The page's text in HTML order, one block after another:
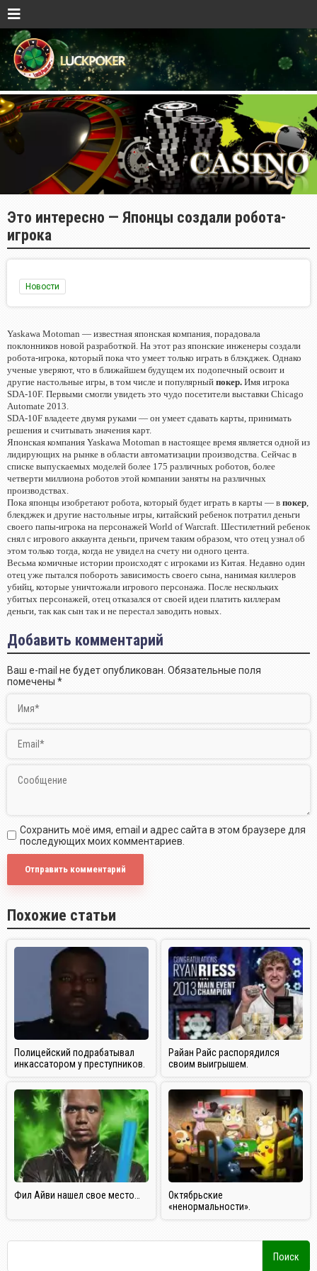
Это интересно — Японцы создали робота-
игрока
Новости
Yaskawa Motoman — известная японская компания, порадовала
поклонников новой разработкой. На этот раз японские инженеры создали
робота-игрока, который пока что умеет только играть в блэкджек. Однако
ученые уверяют, что в ближайшем будущем их подопечный освоит и
другие настольные игры, в том числе и популярный покер. Имя игрока
SDA-10F. Первыми смогли увидеть это чудо посетители выставки Chicago
Automate 2013.
SDA-10F владеете двумя руками — он умеет сдавать карты, принимать
решения и считывать значения карт.
Японская компания Yaskawa Motoman в настоящее время является одной из
лидирующих на рынке в области автоматизации производства. Сейчас в
списке выпускаемых моделей более 175 различных роботов, более
четверти миллиона роботов этой компании заняты на различных
производствах.
Пока японцы изобретают робота, который будет играть в карты — в покер
блекджек и другие настольные игры, китайский ребенок потратил деньги
своего папы-игрока на персонажей World of Warcraft. Шестилетний ребенок
снял с игрового аккаунта деньги, причем таким образом, что отец узнал об
этом только тогда, когда не увидел на счету ни одного цента.
Весьма комичные истории происходят с игроками из Китая. Недавно один
отец уже пытался побороть зависимость своего сына, нанимая киллеров
убийц, которые уничтожали игрового персонажа. После нескольких
убитых персонажей, отец отказался от своей идеи платить киллерам
деньги, так как сын так и не перестал заводить новых.
Добавить комментарий
Ваш e-mail не будет опубликован. Обязательные поля
помечены *
Сохранить моё имя, email и адрес сайта в этом браузере для
последующих моих комментариев.
Похожие статьи
Полицейский подрабатывал
инкассатором у преступников.
Райан Райс распорядился
своим выигрышем.
Фил Айви нашел свое место…
Октябрьские
«ненормальности».